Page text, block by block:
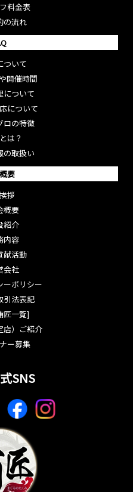
料金表
の流れ
ついて
開催時間
について
について
ロの特徴
は？
の取扱い
要
拶
概要
紹介
内容
献活動
会社
ーポリシー
引法表記
匠一覧]
店）ご紹介
ー募集
SNS